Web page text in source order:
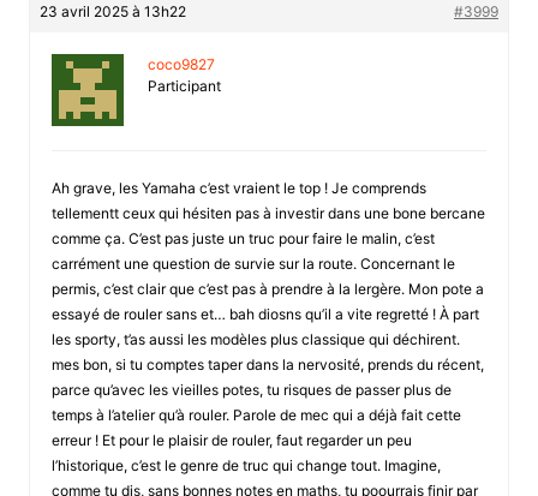
23 avril 2025 à 13h22 #3999
coco9827
Participant
Ah grave, les Yamaha c’est vraient le top ! Je comprends
tellementt ceux qui hésiten pas à investir dans une bone bercane
comme ça. C’est pas juste un truc pour faire le malin, c’est
carrément une question de survie sur la route. Concernant le
permis, c’est clair que c’est pas à prendre à la lergère. Mon pote a
essayé de rouler sans et… bah diosns qu’il a vite regretté ! À part
les sporty, t’as aussi les modèles plus classique qui déchirent.
mes bon, si tu comptes taper dans la nervosité, prends du récent,
parce qu’avec les vieilles potes, tu risques de passer plus de
temps à l’atelier qu’à rouler. Parole de mec qui a déjà fait cette
erreur ! Et pour le plaisir de rouler, faut regarder un peu
l’historique, c’est le genre de truc qui change tout. Imagine,
comme tu dis, sans bonnes notes en maths, tu poourrais finir par